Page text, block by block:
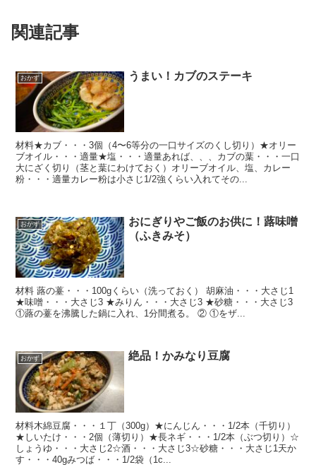
関連記事
おかず うまい！カブのステーキ
材料★カブ・・・3個（4〜6等分の一口サイズのくし切り）★オリー
ブオイル・・・適量★塩・・・適量あれば、、、カブの葉・・・一口
大にざく切り（茎と葉にわけておく）オリーブオイル、塩、カレー
粉・・・適量カレー粉は小さじ1/2強くらい入れてその...
おかず
おにぎりやご飯のお供に！蕗味噌
（ふきみそ）
材料 蕗の薹・・・100gくらい（洗っておく） 胡麻油・・・大さじ1
★味噌・・・大さじ3 ★みりん・・・大さじ3 ★砂糖・・・大さじ3
①蕗の薹を沸騰した鍋に入れ、1分間煮る。 ② ①をザ...
おかず 絶品！かみなり豆腐
材料木綿豆腐・・・１丁（300g）★にんじん・・・1/2本（千切り）
★しいたけ・・・2個（薄切り）★長ネギ・・・1/2本（ぶつ切り）☆
しょうゆ・・・大さじ2☆酒・・・大さじ3☆砂糖・・・大さじ1天か
す・・・40gみつば・・・1/2袋（1c...